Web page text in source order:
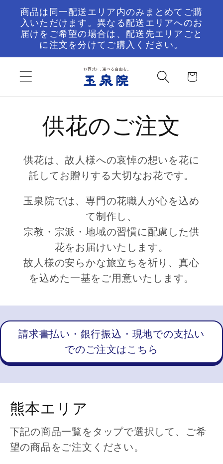
ンツに
進む
商品は同一配送エリア内のみまとめてご購
入いただけます。異なる配送エリアへのお
届けをご希望の場合は、配送先エリアごと
に注文を分けてご購入ください。
ー
供花のご注文
供花は、故人様への哀悼の想いを花に
託してお贈りする大切なお花です。
玉泉院では、専門の花職人が心を込め
て制作し、
宗教・宗派・地域の習慣に配慮した供
花をお届けいたします。
故人様の安らかな旅立ちを祈り、真心
を込めた一基をご用意いたします。
請求書払い・銀行振込・現地での支払い
でのご注文はこちら
熊本エリア
下記の商品一覧をタップで選択して、ご希
望の商品をご注文ください。